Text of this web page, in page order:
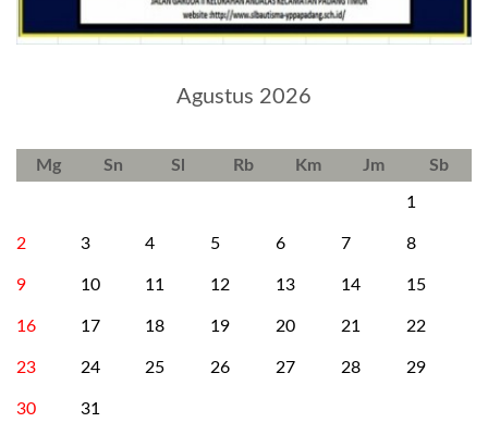
Agustus 2026
Mg Sn Sl Rb Km Jm Sb
1
2 3 4 5 6 7 8
9 10 11 12 13 14 15
16 17 18 19 20 21 22
23 24 25 26 27 28 29
30 31